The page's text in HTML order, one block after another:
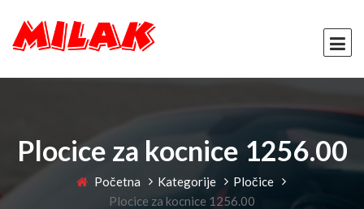
Plocice za kocnice 1256.00
Početna Kategorije
Pločice
Plocice za kocnice 1256.00